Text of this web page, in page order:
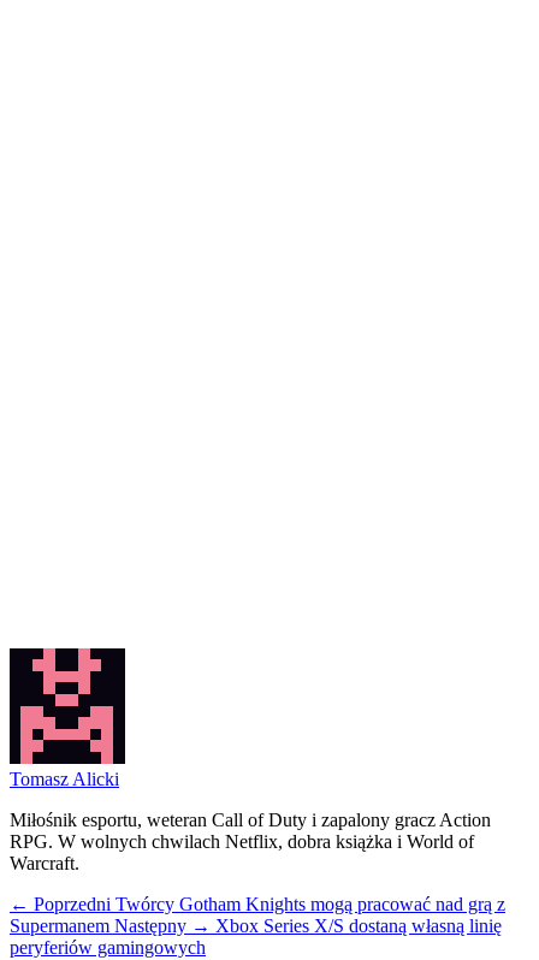
Tomasz Alicki
Miłośnik esportu, weteran Call of Duty i zapalony gracz Action
RPG. W wolnych chwilach Netflix, dobra książka i World of
Warcraft.
← Poprzedni Twórcy Gotham Knights mogą pracować nad grą z
Supermanem Następny → Xbox Series X/S dostaną własną linię
peryferiów gamingowych